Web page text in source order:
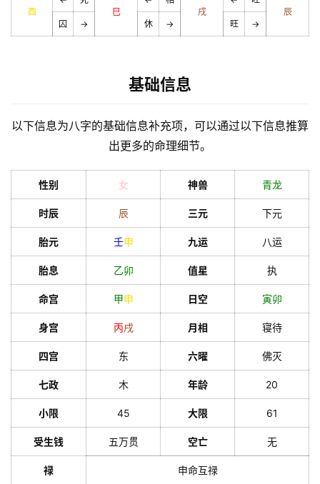
酉
巳
戌
辰
囚
→ 休 → 旺 →
基础信息
以下信息为八字的基础信息补充项，可以通过以下信息推算
出更多的命理细节。
性别 女 神兽 青龙
时辰 辰 三元 下元
胎元 壬申 九运 八运
胎息 乙卯 值星 执
命宫 甲申 日空 寅卯
身宫 丙戌 月相 寝待
四宫 东 六曜 佛灭
七政 木 年龄 20
小限 45 大限 61
受生钱 五万贯 空亡 无
禄 申命互禄